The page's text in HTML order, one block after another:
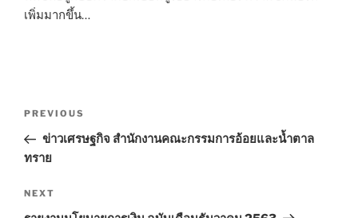
เพิ่มมากขึ้น…
navigation
Previous
Post
PREVIOUS
ข่าวเศรษฐกิจ สำนักงานคณะกรรมการอ้อยและน้ำตาล
ทราย
Next
Post
NEXT